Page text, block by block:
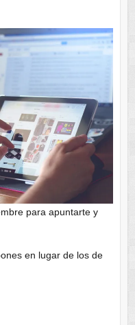
para apuntarte y
en lugar de los de